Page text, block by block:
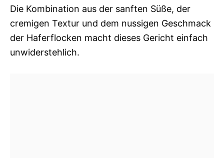
Die Kombination aus der sanften Süße, der
cremigen Textur und dem nussigen Geschmack
der Haferflocken macht dieses Gericht einfach
unwiderstehlich.